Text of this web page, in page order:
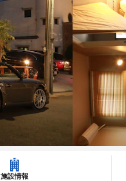
施設情報